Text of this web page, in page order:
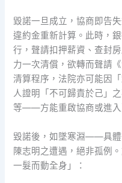
毀諾一旦成立，協商即告
違約金重新計算。此時，
行，聲請扣押薪資、查封
力一次清償，欲轉而聲請
清算程序，法院亦可能因
人證明「不可歸責於己」
等——方能重啟協商或進入
毀諾後，如墜寒淵——具體
陳志明之遭遇，絕非孤例
一髮而動全身」：